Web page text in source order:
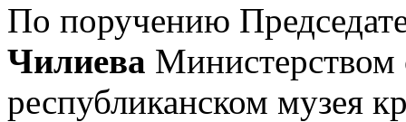
По поручению
Чилиева Министерством
республиканском музея